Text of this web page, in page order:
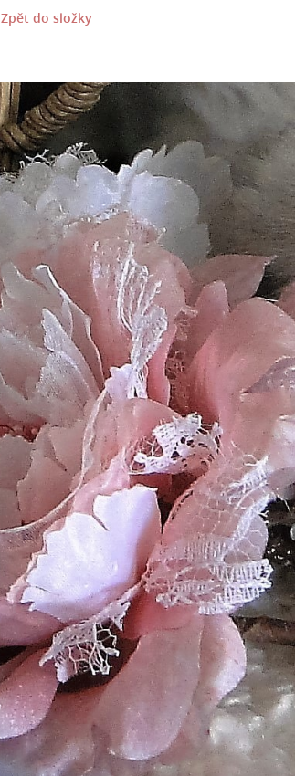
Zpět do složky